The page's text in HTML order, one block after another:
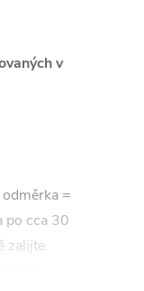
v
=
po cca 30
zalijte.